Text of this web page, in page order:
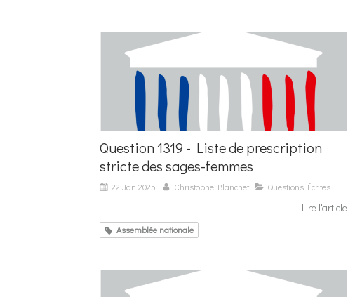
Question 1319 - Liste de prescription
stricte des sages-femmes
22 Jan 2025 Christophe Blanchet Questions Écrites
Lire l'article
Assemblée nationale